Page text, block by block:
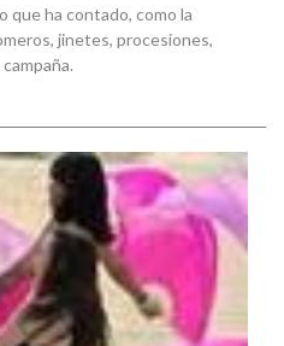
que ha contado, como la
jinetes, procesiones,